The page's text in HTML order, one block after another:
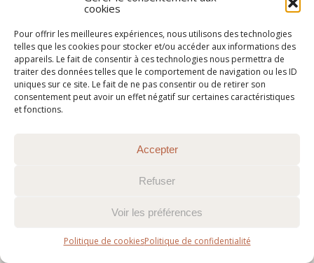
cookies
Pour offrir les meilleures expériences, nous utilisons des technologies
telles que les cookies pour stocker et/ou accéder aux informations des
appareils. Le fait de consentir à ces technologies nous permettra de
traiter des données telles que le comportement de navigation ou les ID
uniques sur ce site. Le fait de ne pas consentir ou de retirer son
consentement peut avoir un effet négatif sur certaines caractéristiques
et fonctions.
Accepter
Refuser
Voir les préférences
Politique de cookiesPolitique de confidentialité